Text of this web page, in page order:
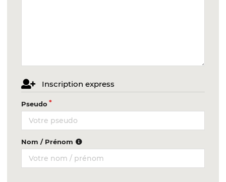
Inscription express
Pseudo
Nom / Prénom